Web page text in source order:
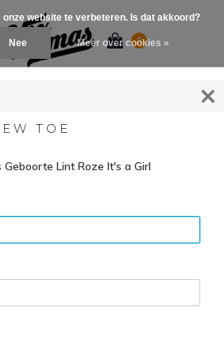
0
TOE
Geboorte Lint Roze It's a Girl
website te verbeteren. Is dat akkoord?
Nee Meer over cookies »